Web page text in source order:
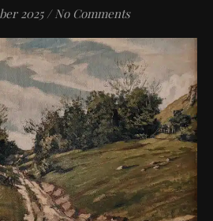
2025 / No Comments